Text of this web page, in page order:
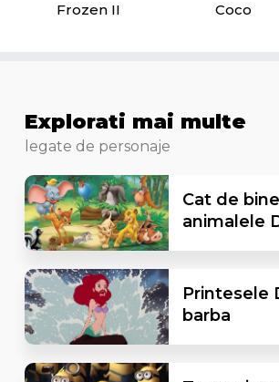
Frozen II Coco
Explorati mai multe
legate de personaje
Cat de
animalele
Printesele
barba